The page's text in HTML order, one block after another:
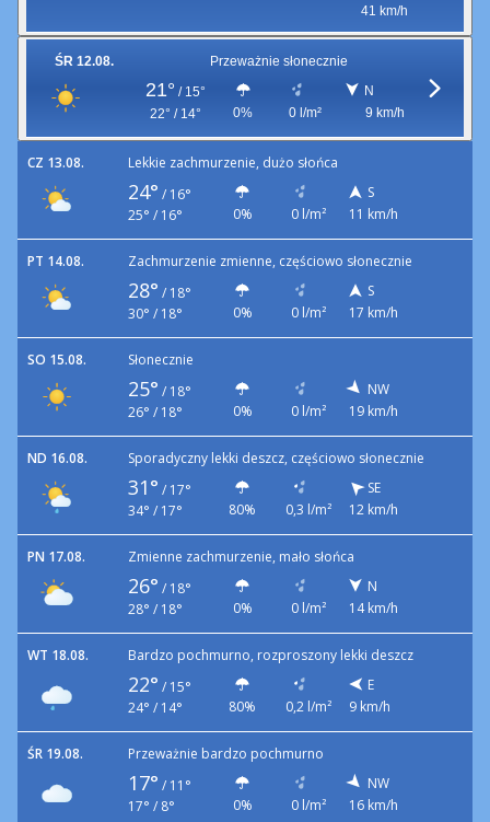
41 km/h
ŚR 12.08. Przeważnie słonecznie
21° / 15°
22° / 14°
0% 0 l/m²
N
9 km/h
CZ 13.08. Lekkie zachmurzenie, dużo słońca
24° / 16°
25° / 16°
0% 0 l/m²
S
11 km/h
PT 14.08. Zachmurzenie zmienne, częściowo słonecznie
28° / 18°
30° / 18°
0% 0 l/m²
S
17 km/h
SO 15.08. Słonecznie
25° / 18°
26° / 18°
0% 0 l/m²
NW
19 km/h
ND 16.08. Sporadyczny lekki deszcz, częściowo słonecznie
31° / 17°
34° / 17°
80% 0,3 l/m²
SE
12 km/h
PN 17.08. Zmienne zachmurzenie, mało słońca
26° / 18°
28° / 18°
0% 0 l/m²
N
14 km/h
WT 18.08. Bardzo pochmurno, rozproszony lekki deszcz
22° / 15°
24° / 14°
80% 0,2 l/m²
E
9 km/h
ŚR 19.08. Przeważnie bardzo pochmurno
17° / 11°
17° / 8°
0% 0 l/m²
NW
16 km/h